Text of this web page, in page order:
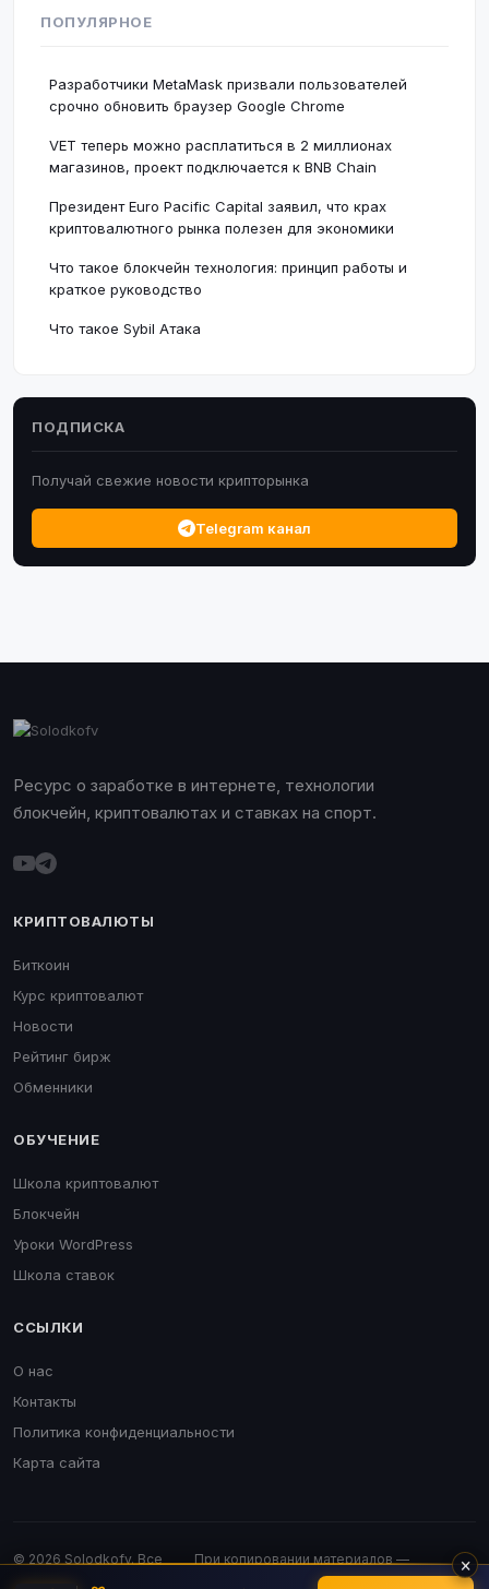
ПОПУЛЯРНОЕ
Разработчики MetaMask призвали пользователей
срочно обновить браузер Google Chrome
VET теперь можно расплатиться в 2 миллионах
магазинов, проект подключается к BNB Chain
Президент Euro Pacific Capital заявил, что крах
криптовалютного рынка полезен для экономики
Что такое блокчейн технология: принцип работы и
краткое руководство
Что такое Sybil Атака
ПОДПИСКА
Получай свежие новости крипторынка
Telegram канал
Ресурс о заработке в интернете, технологии
блокчейн, криптовалютах и ставках на спорт.
КРИПТОВАЛЮТЫ
Биткоин
Курс криптовалют
Новости
Рейтинг бирж
Обменники
ОБУЧЕНИЕ
Школа криптовалют
Блокчейн
Уроки WordPress
Школа ставок
ССЫЛКИ
О нас
Контакты
Политика конфиденциальности
Карта сайта
© 2026 Solodkofv. Все
При копировании материалов —
обязательна активная ссылка.
×